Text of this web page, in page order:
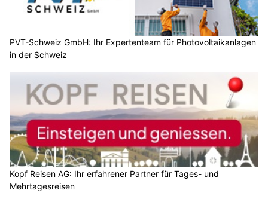
PVT-Schweiz GmbH: Ihr Expertenteam für Photovoltaikanlagen
in der Schweiz
Kopf Reisen AG: Ihr erfahrener Partner für Tages- und
Mehrtagesreisen